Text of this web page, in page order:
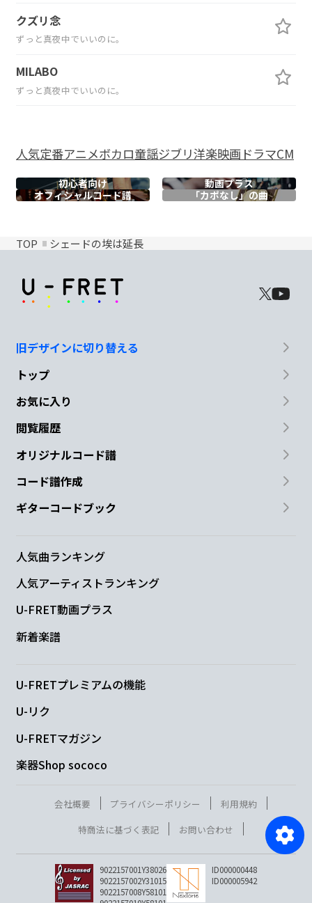
クズリ念
ずっと真夜中でいいのに。
MILABO
ずっと真夜中でいいのに。
人気定番アニメボカロ童謡ジブリ洋楽映画ドラマCM
初心者向け
動画プラス
オフィシャルコード譜 「カポなし」の曲
TOP シェードの埃は延長
旧デザインに切り替える
トップ
お気に入り
閲覧履歴
オリジナルコード譜
コード譜作成
ギターコードブック
人気曲ランキング
人気アーティストランキング
U-FRET動画プラス
新着楽譜
U-FRETプレミアムの機能
U-リク
U-FRETマガジン
楽器Shop sococo
会社概要 プライバシーポリシー
利用規約
特商法に基づく表記
お問い合わせ
9022157001Y38026
9022157002Y31015
9022157008Y58101
ID000000448
ID000005942